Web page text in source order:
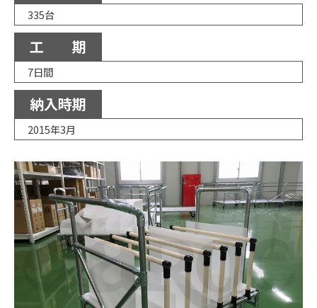
335台
工 期
7日間
納入時期
2015年3月